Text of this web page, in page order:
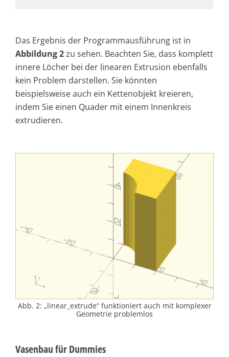
Das Ergebnis der Programmausführung ist in
Abbildung2zu sehen. Beachten Sie, dass komplett
innere Löcher bei der linearen Extrusion ebenfalls
kein Problem darstellen. Sie könnten
beispielsweise auch ein Kettenobjekt kreieren,
indem Sie einen Quader mit einem Innenkreis
extrudieren.
Abb. 2: „linear_extrude“ funktioniert auch mit komplexer
Geometrie problemlos
Vasenbau für Dummies